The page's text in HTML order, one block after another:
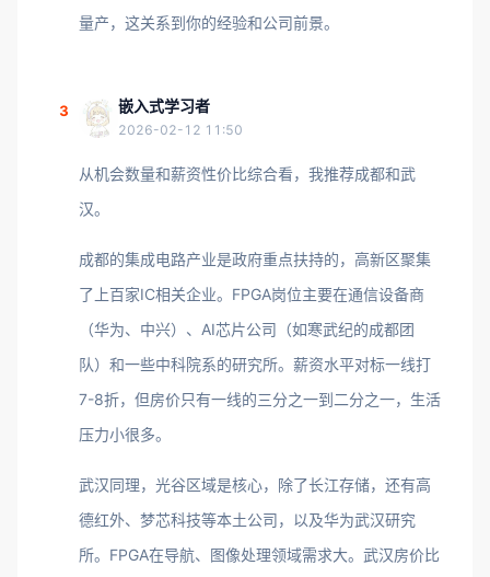
量产，这关系到你的经验和公司前景。
3 嵌入式学习者
2026-02-12 11:50
从机会数量和薪资性价比综合看，我推荐成都和武
汉。
成都的集成电路产业是政府重点扶持的，高新区聚集
了上百家IC相关企业。FPGA岗位主要在通信设备商
（华为、中兴）、AI芯片公司（如寒武纪的成都团
队）和一些中科院系的研究所。薪资水平对标一线打
7-8折，但房价只有一线的三分之一到二分之一，生活
压力小很多。
武汉同理，光谷区域是核心，除了长江存储，还有高
德红外、梦芯科技等本土公司，以及华为武汉研究
所。FPGA在导航、图像处理领域需求大。武汉房价比